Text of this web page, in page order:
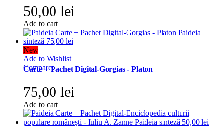
50,00 lei
Add to cart
New
Add to Wishlist
Compare
Carte + Pachet Digital-Gorgias - Platon
75,00 lei
Add to cart